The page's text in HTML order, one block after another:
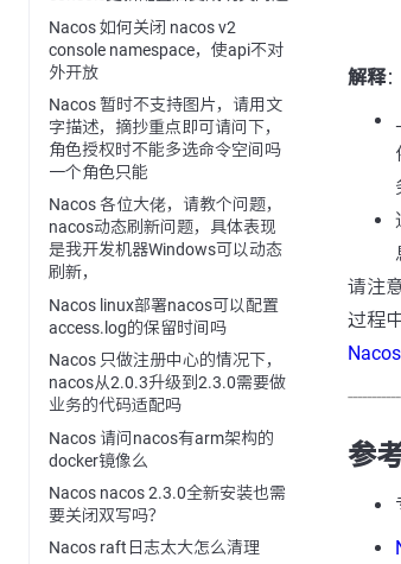
Nacos 如何关闭 nacos v2
console namespace，使api不对
外开放
Nacos 暂时不支持图片，请用文
字描述，摘抄重点即可请问下，
角色授权时不能多选命令空间吗
一个角色只能
Nacos 各位大佬，请教个问题，
nacos动态刷新问题，具体表现
是我开发机器Windows可以动态
刷新，
Nacos linux部署nacos可以配置
access.log的保留时间吗
Nacos 只做注册中心的情况下，
nacos从2.0.3升级到2.3.0需要做
业务的代码适配吗
Nacos 请问nacos有arm架构的
docker镜像么
Nacos nacos 2.3.0全新安装也需
要关闭双写吗？
Nacos raft日志太大怎么清理
解释：
请注
过程
Nacos
参